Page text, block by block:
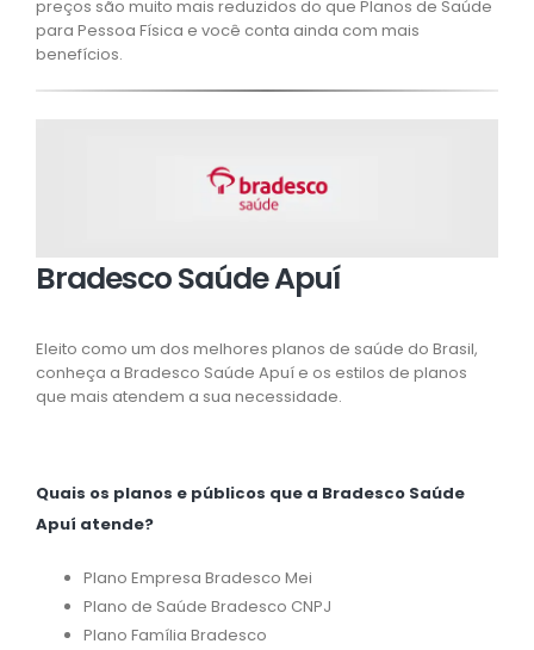
preços são muito mais reduzidos do que Planos de Saúde
para Pessoa Física e você conta ainda com mais
benefícios.
Bradesco Saúde Apuí
Eleito como um dos melhores planos de saúde do Brasil,
conheça a Bradesco Saúde Apuí e os estilos de planos
que mais atendem a sua necessidade.
Quais os planos e públicos que a Bradesco Saúde
Apuí atende?
Plano Empresa Bradesco Mei
Plano de Saúde Bradesco CNPJ
Plano Família Bradesco